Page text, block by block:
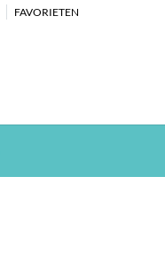
FAVORIETEN